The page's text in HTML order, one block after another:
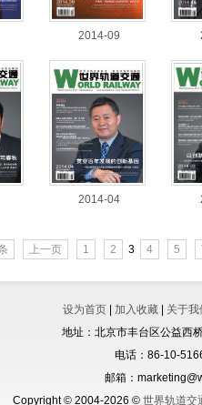
2014-09
2014-04
上一页 1 2 3 4 5
设为首页 加入收藏
关于我
地址：北京市丰台区公益西
电话：86-10-
邮箱：
Copyright © 2004-2026 © 世界轨道交